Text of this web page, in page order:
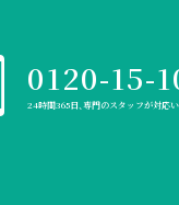
0120-15-
24時間365日、専門のスタッフが対応